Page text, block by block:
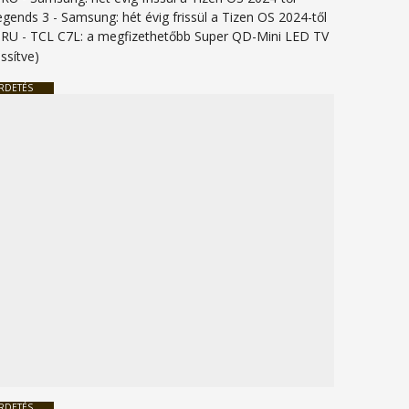
3 -Samsung: hét évig frissül a Tizen OS 2024-től
- TCL C7L: a megfizethetőbb Super QD-Mini LED TV